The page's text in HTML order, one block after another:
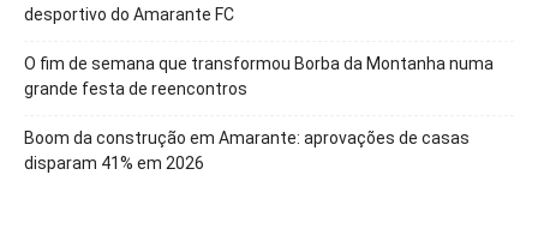
desportivo do Amarante FC
O fim de semana que transformou Borba da Montanha numa
grande festa de reencontros
Boom da construção em Amarante: aprovações de casas
disparam 41% em 2026